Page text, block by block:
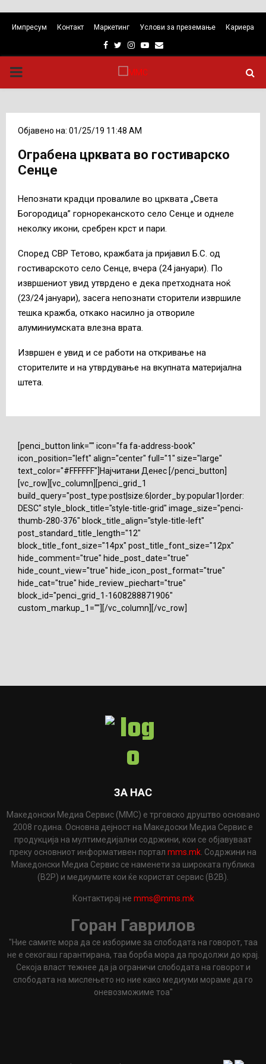
Импресум Контакт Маркетинг Услови за преземање Кариера
Facebook
TwitterInstagram
Youtube
Email
PRIMARY
Објавено на: 01/25/19 11:48 AM
Ограбена црквата во гостиварско
Сенце
Непознати крадци провалиле во црквата „Света
Богородица” горнореканското село Сенце и однеле
неколку икони, сребрен крст и пари.
Според СВР Тетово, кражбата ја пријавил Б.С. од
гостиварското село Сенце, вчера (24 јануари). По
извршениот увид утврдено е дека претходната ноќ
(23/24 јануари), засега непознати сторители извршиле
тешка кражба, откако насилно ја отвориле
алуминиумската влезна врата.
Извршен е увид и се работи на откривање на
сторителите и на утврдување на вкупната материјална
штета.
[penci_button link="" icon="fa fa-address-book"
icon_position="left" align="center" full="1" size="large"
text_color="#FFFFFF"]Најчитани Денес [/penci_button]
[vc_row][vc_column][penci_grid_1
build_query="post_type:post|size:6|order_by:popular1|order:
DESC" style_block_title="style-title-grid" image_size="penci-
thumb-280-376" block_title_align="style-title-left"
post_standard_title_length="12"
block_title_font_size="14px" post_title_font_size="12px"
hide_comment="true" hide_post_date="true"
hide_count_view="true" hide_icon_post_format="true"
hide_cat="true" hide_review_piechart="true"
block_id="penci_grid_1-1608288871906"
custom_markup_1=""][/vc_column][/vc_row]
ЗА НАС
Македонски Медиа Сервис (ММС) е трговско друштво основано
2008 година. Основна дејност на Македоски Медиа Сервис е
продукција на мултимедијални содржини, кои се објавуваат
преку основниот информативен портал mms.mk . Содржини на
Македонски Медиа Сервис се наменети за широката публика
(B2P) и медиумите кои ќе користат сервис (B2B).
Контактирај не mms@mms.mk
Горан Гаврилов
"Ние самите мора да се избориме за слободата на говорот, таа
не е секогаш гарантирана, таа борба мора да продолжи до крај.
Секоја власт тежнее да ја ограничи слободата на говорот и
слободата на мислењето но ние како медиуми мораме да го
оневозможиме тоа"